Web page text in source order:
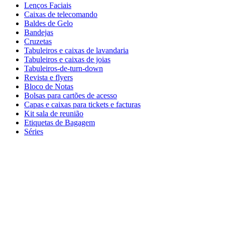
Lenços Faciais
Caixas de telecomando
Baldes de Gelo
Bandejas
Cruzetas
Tabuleiros e caixas de lavandaria
Tabuleiros e caixas de joias
Tabuleiros-de-turn-down
Revista e flyers
Bloco de Notas
Bolsas para cartões de acesso
Capas e caixas para tickets e facturas
Kit sala de reunião
Etiquetas de Bagagem
Séries